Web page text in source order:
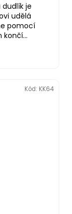
je
udělá
pomocí
Kód: KK64